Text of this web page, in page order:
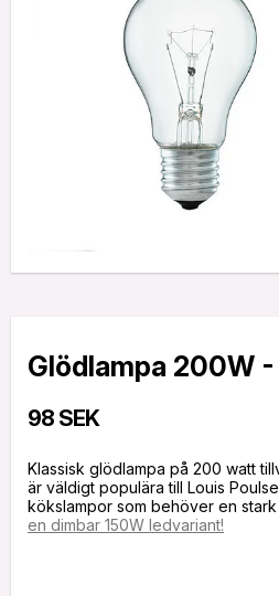
Glödlampa 200W
98 SEK
Klassisk glödlampa på 200 watt
är väldigt populära till Louis
kökslampor som behöver en
en dimbar 150W ledvariant!